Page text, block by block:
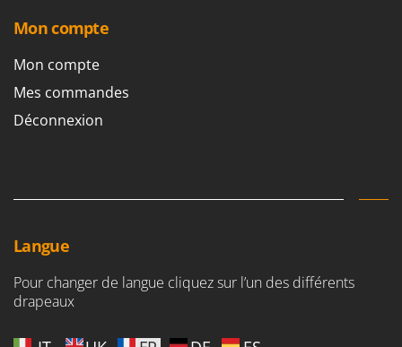
Mon compte
Mon compte
Mes commandes
Déconnexion
Langue
Pour changer de langue cliquez sur l’un des différents
drapeaux